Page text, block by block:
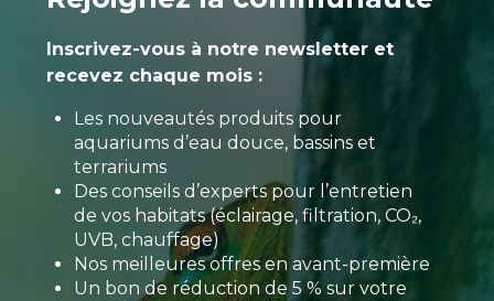
Inscrivez-vous à notre newsletter et
recevez chaque mois :
Les nouveautés produits pour
aquariums d’eau douce, bassins et
terrariums
Des conseils d’experts pour l’entretien
de vos habitats (éclairage, filtration, CO₂,
UVB, chauffage)
Nos meilleures offres en avant-première
Un bon de réduction de 5 % sur votre